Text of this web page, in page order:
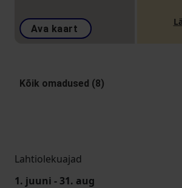
Ava kaart
Kõik omadused (8)
Lahtiolekuajad
1. juuni - 31. aug